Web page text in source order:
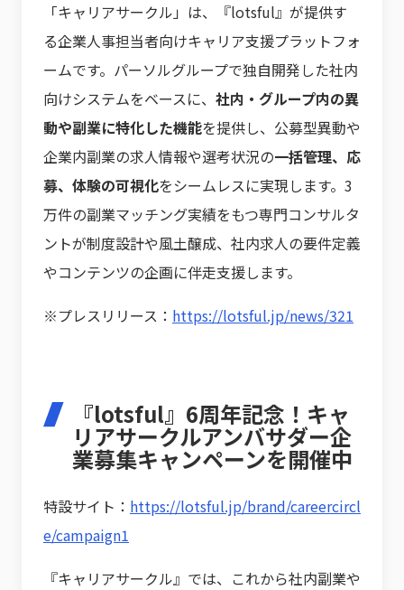
「キャリアサークル」は、『lotsful』が提供す
る企業人事担当者向けキャリア支援プラットフォ
ームです。パーソルグループで独自開発した社内
向けシステムをベースに、 社内・グループ内の異
動や副業に特化した機能を提供し、公募型異動や
企業内副業の求人情報や選考状況の一括管理、応
募、体験の可視化をシームレスに実現します。3
万件の副業マッチング実績をもつ専門コンサルタ
ントが制度設計や風土醸成、社内求人の要件定義
やコンテンツの企画に伴走支援します。
※プレスリリース： https://lotsful.jp/news/321
『lotsful』6周年記念！キャ
リアサークルアンバサダー企
業募集キャンペーンを開催中
特設サイト： https://lotsful.jp/brand/careercircl
e/campaign1
『キャリアサークル』では、これから社内副業や